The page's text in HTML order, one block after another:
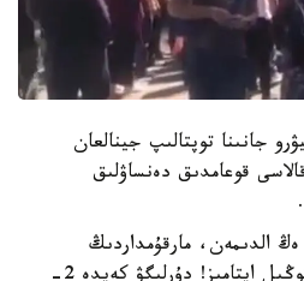
جانىنا توپتالىپ جينالعان
قوعامدىق دەنساۋلىق
ەڭ الدىمەن، مارقۇمداردىڭ